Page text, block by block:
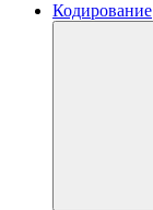
Кодирование